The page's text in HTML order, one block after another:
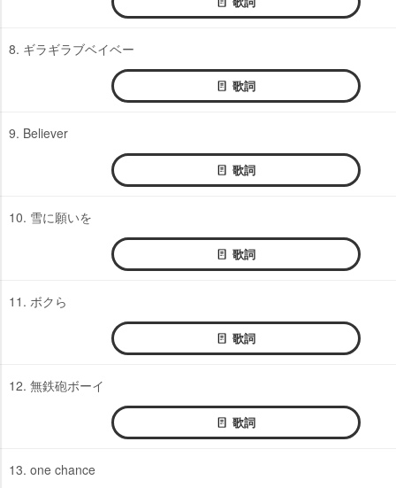
8. ギラギラブベイベー
歌詞
9. Believer
歌詞
10. 雪に願いを
歌詞
11. ボクら
歌詞
12. 無鉄砲ボーイ
歌詞
13. one chance